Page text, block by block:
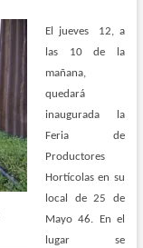
El jueves 12, a
las 10 de la
mañana,
quedará
inaugurada la
Feria de
Productores
Hortícolas en su
local de 25 de
Mayo 46. En el
lugar se